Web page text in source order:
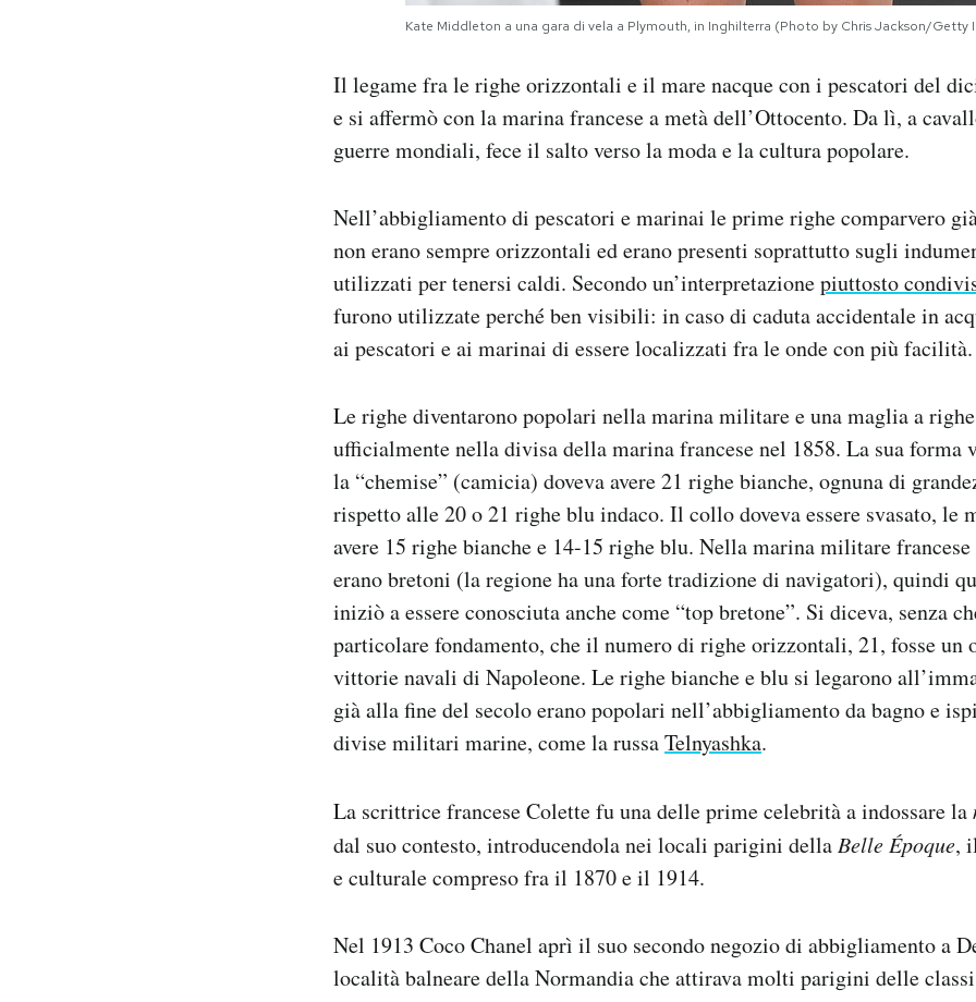
Kate Middleton a una gara di vela a Plymouth, in Inghilterra (Photo by Chris Jackson/Getty
Il legame fra le righe orizzontali e il mare nacque con i pescatori del
e si affermò con la marina francese a metà dell’Ottocento. Da lì, a
guerre mondiali, fece il salto verso la moda e la cultura popolare.
Nell’abbigliamento di pescatori e marinai le prime righe comparvero
non erano sempre orizzontali ed erano presenti soprattutto sugli
utilizzati per tenersi caldi. Secondo un’interpretazionepiuttosto
furono utilizzate perché ben visibili: in caso di caduta accidentale in
ai pescatori e ai marinai di essere localizzati fra le onde con più facilità.
Le righe diventarono popolari nella marina militare e una maglia a
ufficialmente nella divisa della marina francese nel 1858. La sua forma
la “chemise” (camicia) doveva avere 21 righe bianche, ognuna di
rispetto alle 20 o 21 righe blu indaco. Il collo doveva essere svasato, le
avere 15 righe bianche e 14-15 righe blu. Nella marina militare
erano bretoni (la regione ha una forte tradizione di navigatori), quindi
iniziò a essere conosciuta anche come “top bretone”. Si diceva, senza
particolare fondamento, che il numero di righe orizzontali, 21, fosse un
vittorie navali di Napoleone. Le righe bianche e blu si legarono
già alla fine del secolo erano popolari nell’abbigliamento da bagno e
divise militari marine, come la russaTelnyashka.
La scrittrice francese Colette fu una delle prime celebrità a indossare la
dal suo contesto, introducendola nei locali parigini dellaBelleÉpoque,
e culturale compreso fra il 1870 e il 1914.
Nel 1913 Coco Chanel aprì il suo secondo negozio di abbigliamento a
località balneare della Normandia che attirava molti parigini delle